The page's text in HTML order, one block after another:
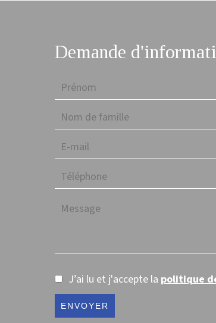
Demande
J’ai lu et j'accepte la politique
ENVOYER